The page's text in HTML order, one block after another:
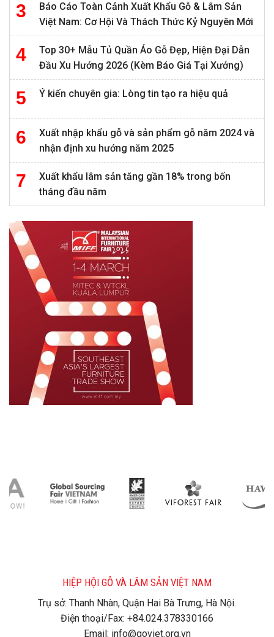
Báo Cáo Toàn Cảnh Xuất Khẩu Gỗ & Lâm Sản
Việt Nam: Cơ Hội Và Thách Thức Kỷ Nguyên Mới
Top 30+ Mẫu Tủ Quần Áo Gỗ Đẹp, Hiện Đại Dẫn
Đầu Xu Hướng 2026 (Kèm Báo Giá Tại Xưởng)
Ý kiến chuyên gia: Lòng tin tạo ra hiệu quả
Xuất nhập khẩu gỗ và sản phẩm gỗ năm 2024 và
nhận định xu hướng năm 2025
Xuất khẩu lâm sản tăng gần 18% trong bốn
tháng đầu năm
HIỆP HỘI GỖ VÀ LÂM SẢN VIỆT NAM
Trụ sở: Thanh Nhàn, Quận Hai Bà Trưng, Hà Nội.
Điện thoại/Fax: +84.024.378330166
Email: info@goviet.org.vn